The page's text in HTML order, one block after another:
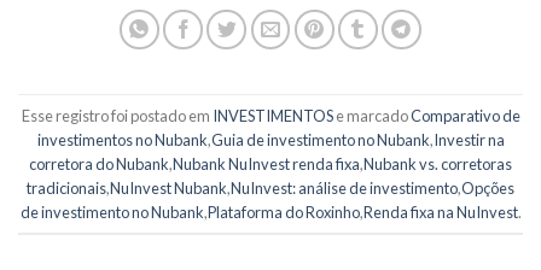
Esse registro foi postado em INVESTIMENTOSe marcadoComparativo de
investimentos no Nubank,Guia de investimento no Nubank,Investir na
corretora do Nubank,Nubank NuInvest renda fixa,Nubank vs. corretoras
tradicionais,NuInvest Nubank,NuInvest: análise de investimento,Opções
de investimento no Nubank,Plataforma do Roxinho,Renda fixa na NuInvest.